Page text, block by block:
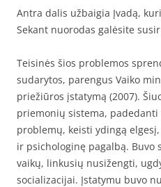
Antra dalis užbaigia Įvadą,
Sekant nuorodas galėsite
Teisinės šios problemos
sudarytos, parengus Vaiko
priežiūros įstatymą (2007).
priemonių sistema,
problemų, keisti ydingą
ir psichologinę pagalbą. Buvo
vaikų, linkusių nusižengti,
socializacijai. Įstatymu buvo